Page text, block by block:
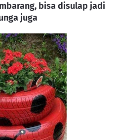
bisa disulap jadi
juga